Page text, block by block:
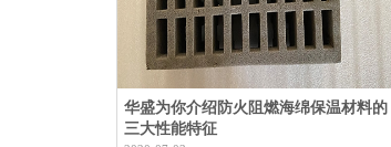
华盛为你介绍防火阻燃海绵保温材料的
三大性能特征